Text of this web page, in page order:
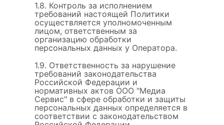
1.8. Контроль за исполнением
требований настоящей Политики
осуществляется уполномоченным
лицом, ответственным за
организацию обработки
персональных данных у Оператора.
1.9. Ответственность за нарушение
требований законодательства
Российской Федерации и
нормативных актов ООО "Медиа
Сервис" в сфере обработки и защиты
персональных данных определяется в
соответствии с законодательством